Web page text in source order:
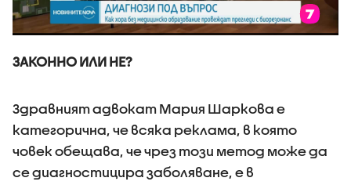
ЗАКОННО ИЛИ НЕ?
Здравният адвокат Мария Шаркова е
категорична, че всяка реклама, в която
човек обещава, че чрез този метод може да
се диагностицира заболяване, е в